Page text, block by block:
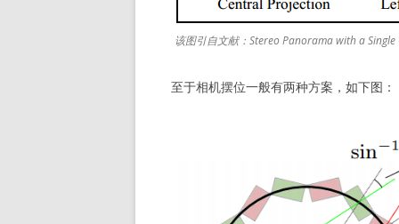
该图引自文献：Stereo Panorama with a Single
至于相机摆位一般有两种方案，如下图：